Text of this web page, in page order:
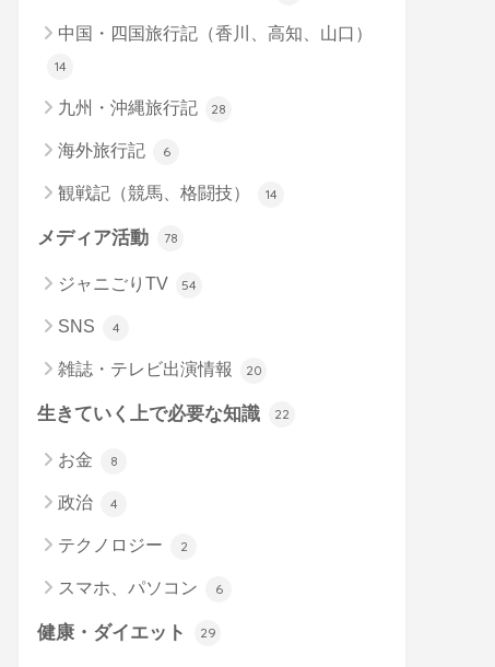
中国・四国旅行記（香川、高知、山口）
14
九州・沖縄旅行記 28
海外旅行記 6
観戦記（競馬、格闘技） 14
メディア活動 78
ジャニごりTV 54
SNS 4
雑誌・テレビ出演情報 20
生きていく上で必要な知識 22
お金 8
政治 4
テクノロジー 2
スマホ、パソコン 6
健康・ダイエット 29